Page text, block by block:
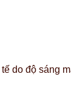
do độ sáng